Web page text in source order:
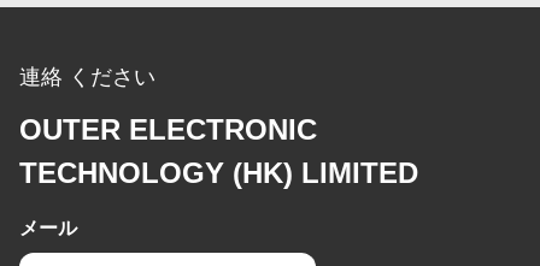
連絡 ください
OUTER ELECTRONIC
TECHNOLOGY (HK) LIMITED
メール